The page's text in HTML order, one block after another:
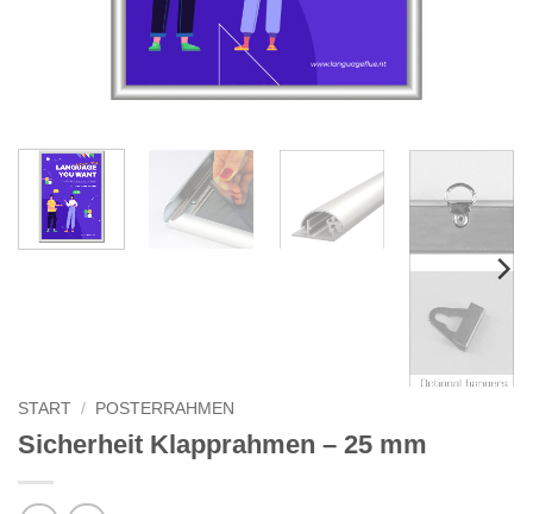
START / POSTERRAHMEN
Sicherheit Klapprahmen – 25 mm